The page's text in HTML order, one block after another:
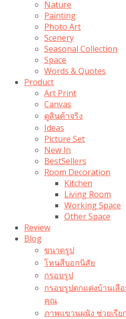
Nature
Painting
Photo Art
Scenery
Seasonal Collection
Space
Words & Quotes
Product
Art Print
Canvas
ดูสินค้าจริง
Ideas
Picture Set
New In
BestSellers
Room Decoration
Kitchen
Living Room
Working Space
Other Space
Review
Blog
ขนาดรูป
โทนสีบอกนิสัย
กรอบรูป
กรอบรูปตกแต่งบ้านเลื
คุณ
ภาพแขวนผนัง ช่วยเรี